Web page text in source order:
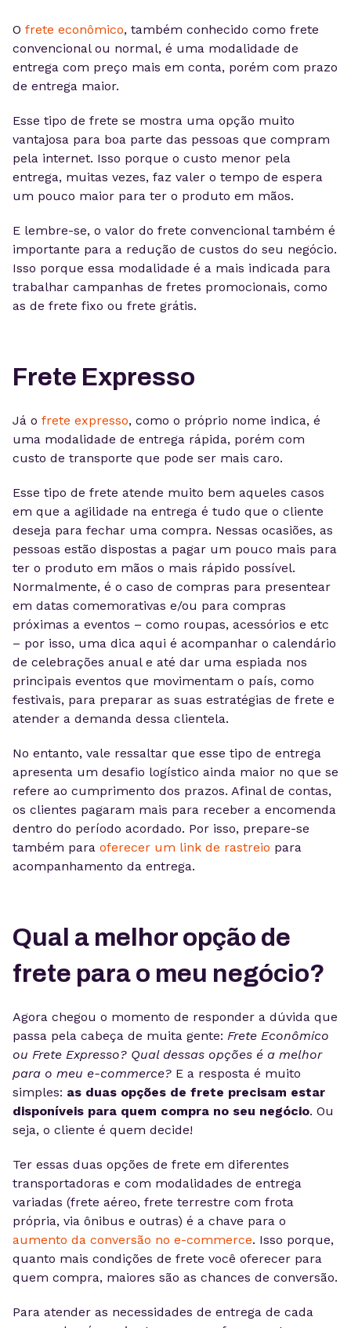
O frete econômico, também conhecido como frete
convencional ou normal, é uma modalidade de
entrega com preço mais em conta, porém com prazo
de entrega maior.
Esse tipo de frete se mostra uma opção muito
vantajosa para boa parte das pessoas que compram
pela internet. Isso porque o custo menor pela
entrega, muitas vezes, faz valer o tempo de espera
um pouco maior para ter o produto em mãos.
E lembre-se, o valor do frete convencional também é
importante para a redução de custos do seu negócio.
Isso porque essa modalidade é a mais indicada para
trabalhar campanhas de fretes promocionais, como
as de frete fixo ou frete grátis.
Frete Expresso
Já o frete expresso, como o próprio nome indica, é
uma modalidade de entrega rápida, porém com
custo de transporte que pode ser mais caro.
Esse tipo de frete atende muito bem aqueles casos
em que a agilidade na entrega é tudo que o cliente
deseja para fechar uma compra. Nessas ocasiões, as
pessoas estão dispostas a pagar um pouco mais para
ter o produto em mãos o mais rápido possível.
Normalmente, é o caso de compras para presentear
em datas comemorativas e/ou para compras
próximas a eventos – como roupas, acessórios e etc
– por isso, uma dica aqui é acompanhar o calendário
de celebrações anual e até dar uma espiada nos
principais eventos que movimentam o país, como
festivais, para preparar as suas estratégias de frete e
atender a demanda dessa clientela.
No entanto, vale ressaltar que esse tipo de entrega
apresenta um desafio logístico ainda maior no que se
refere ao cumprimento dos prazos. Afinal de contas,
os clientes pagaram mais para receber a encomenda
dentro do período acordado. Por isso, prepare-se
também para oferecer um link de rastreio para
acompanhamento da entrega.
Qual a melhor opção de
frete para o meu negócio?
Agora chegou o momento de responder a dúvida que
passa pela cabeça de muita gente: Frete Econômico
ou Frete Expresso? Qual dessas opções é a melhor
para o meu e-commerce? E a resposta é muito
simples: as duas opções de frete precisam estar
disponíveis para quem compra no seu negócio. Ou
seja, o cliente é quem decide!
Ter essas duas opções de frete em diferentes
transportadoras e com modalidades de entrega
variadas (frete aéreo, frete terrestre com frota
própria, via ônibus e outras) é a chave para o
aumento da conversão no e-commerce. Isso porque,
quanto mais condições de frete você oferecer para
quem compra, maiores são as chances de conversão.
Para atender as necessidades de entrega de cada